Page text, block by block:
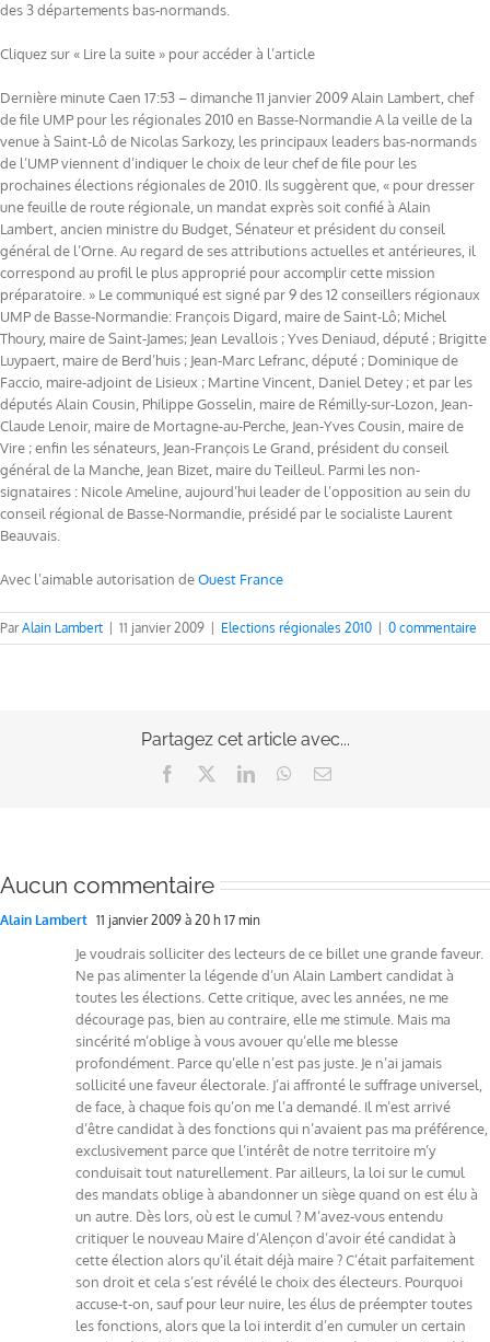
des 3 départements bas-normands.
Cliquez sur « Lire la suite » pour accéder à l’article
Dernière minute Caen 17:53 – dimanche 11 janvier 2009 Alain Lambert, chef
de file UMP pour les régionales 2010 en Basse-Normandie A la veille de la
venue à Saint-Lô de Nicolas Sarkozy, les principaux leaders bas-normands
de l’UMP viennent d’indiquer le choix de leur chef de file pour les
prochaines élections régionales de 2010. Ils suggèrent que, « pour dresser
une feuille de route régionale, un mandat exprès soit confié à Alain
Lambert, ancien ministre du Budget, Sénateur et président du conseil
général de l’Orne. Au regard de ses attributions actuelles et antérieures, il
correspond au profil le plus approprié pour accomplir cette mission
préparatoire. » Le communiqué est signé par 9 des 12 conseillers régionaux
UMP de Basse-Normandie: François Digard, maire de Saint-Lô; Michel
Thoury, maire de Saint-James; Jean Levallois ; Yves Deniaud, député ; Brigitte
Luypaert, maire de Berd’huis ; Jean-Marc Lefranc, député ; Dominique de
Faccio, maire-adjoint de Lisieux ; Martine Vincent, Daniel Detey ; et par les
députés Alain Cousin, Philippe Gosselin, maire de Rémilly-sur-Lozon, Jean-
Claude Lenoir, maire de Mortagne-au-Perche, Jean-Yves Cousin, maire de
Vire ; enfin les sénateurs, Jean-François Le Grand, président du conseil
général de la Manche, Jean Bizet, maire du Teilleul. Parmi les non-
signataires : Nicole Ameline, aujourd’hui leader de l’opposition au sein du
conseil régional de Basse-Normandie, présidé par le socialiste Laurent
Beauvais.
Avec l’aimable autorisation deOuest France
ParAlain Lambert 11 janvier 2009 Elections régionales 2010 0 commentaire
Partagez cet article avec...
Facebook LinkedInWhatsApp
Email
Aucun commentaire
Alain Lambert 11 janvier 2009 à 20 h 17 min
Je voudrais solliciter des lecteurs de ce billet une grande faveur.
Ne pas alimenter la légende d’un Alain Lambert candidat à
toutes les élections. Cette critique, avec les années, ne me
décourage pas, bien au contraire, elle me stimule. Mais ma
sincérité m’oblige à vous avouer qu’elle me blesse
profondément. Parce qu’elle n’est pas juste. Je n’ai jamais
sollicité une faveur électorale. J’ai affronté le suffrage universel,
de face, à chaque fois qu’on me l’a demandé. Il m’est arrivé
d’être candidat à des fonctions qui n’avaient pas ma préférence,
exclusivement parce que l’intérêt de notre territoire m’y
conduisait tout naturellement. Par ailleurs, la loi sur le cumul
des mandats oblige à abandonner un siège quand on est élu à
un autre. Dès lors, où est le cumul ? M’avez-vous entendu
critiquer le nouveau Maire d’Alençon d’avoir été candidat à
cette élection alors qu’il était déjà maire ? C’était parfaitement
son droit et cela s’est révélé le choix des électeurs. Pourquoi
accuse-t-on, sauf pour leur nuire, les élus de préempter toutes
les fonctions, alors que la loi interdit d’en cumuler un certain